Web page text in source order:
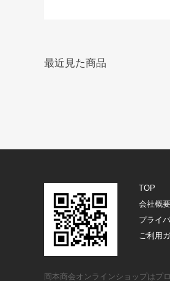
最近見た商品
TOP
会社概要
プライ
ご利用
岡本商会オンラインショップはプ